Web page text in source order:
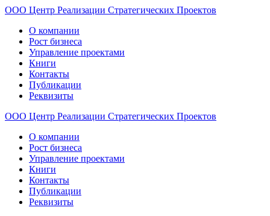
ООО Центр Реализации Стратегических Проектов
О компании
Рост бизнеса
Управление проектами
Книги
Контакты
Публикации
Реквизиты
ООО Центр Реализации Стратегических Проектов
О компании
Рост бизнеса
Управление проектами
Книги
Контакты
Публикации
Реквизиты